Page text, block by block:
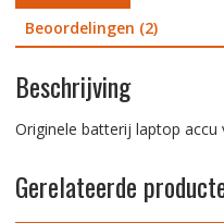
Beoordelingen (2)
Beschrijving
Originele batterij laptop accu
Gerelateerde